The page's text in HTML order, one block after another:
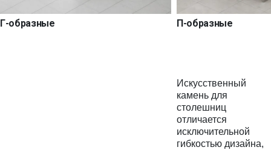
Г-образные П-образные
Искусственный
камень для
столешниц
отличается
исключительной
гибкостью дизайна,